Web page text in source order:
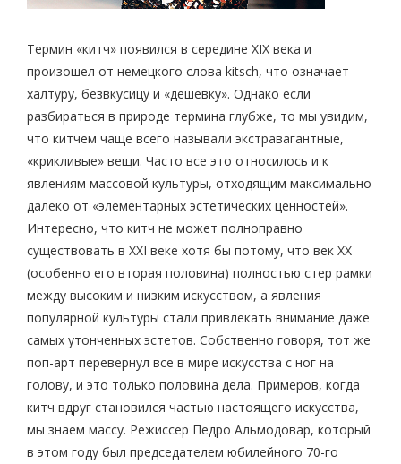
Термин «китч» появился в середине XIX века и
произошел от немецкого слова kitsch, что означает
халтуру, безвкусицу и «дешевку». Однако если
разбираться в природе термина глубже, то мы увидим,
что китчем чаще всего называли экстравагантные,
«крикливые» вещи. Часто все это относилось и к
явлениям массовой культуры, отходящим максимально
далеко от «элементарных эстетических ценностей».
Интересно, что китч не может полноправно
существовать в XXI веке хотя бы потому, что век XX
(особенно его вторая половина) полностью стер рамки
между высоким и низким искусством, а явления
популярной культуры стали привлекать внимание даже
самых утонченных эстетов. Собственно говоря, тот же
поп-арт перевернул все в мире искусства с ног на
голову, и это только половина дела. Примеров, когда
китч вдруг становился частью настоящего искусства,
мы знаем массу. Режиссер Педро Альмодовар, который
в этом году был председателем юбилейного 70-го